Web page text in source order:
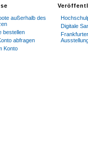
außerhalb des
bestellen
abfragen
Konto
Digitale